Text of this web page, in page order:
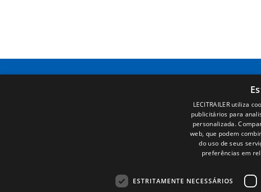
LECITRAILER utiliza
publicitários para
personalizada.
web, que podem
do uso de seus
preferências em
ESTRITAMENTE NECESSÁRIOS